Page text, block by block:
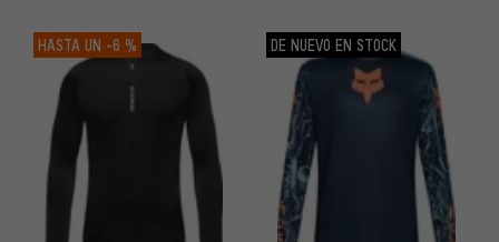
HASTA UN -6 % DE NUEVO EN STOCK